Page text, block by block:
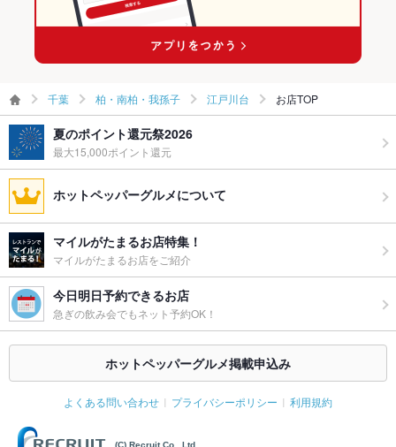
－
千葉 柏・南柏・我孫子 江戸川台 お店TOP
夏のポイント還元祭2026
最大15,000ポイント還元
ホットペッパーグルメについて
マイルがたまるお店特集！
マイルがたまるお店をご紹介
今日明日予約できるお店
急ぎの飲み会でもネット予約OK！
ホットペッパーグルメ掲載申込み
よくある問い合わせ プライバシーポリシー 利用規約
(C) Recruit Co., Ltd.